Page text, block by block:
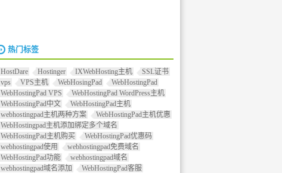
热门标签
HostDare Hostinger IXWebHosting主机
SSL证书
vps
VPS主机 WebHosingPad
WebHostingPad
WebHostingPad VPS
WebHostingPad WordPress主机
WebHostingPad中文
WebHostingPad主机
webhostingpad主机两种方案
WebHostingPad主机优惠
WebHostingpad主机添加绑定多个域名
WebHostingPad主机购买
WebHostingPad优惠码
webhostingpad使用
webhostingpad免费域名
WebHostingPad功能
webhostingpad域名
webhostingpad域名添加
WebHostingPad客服